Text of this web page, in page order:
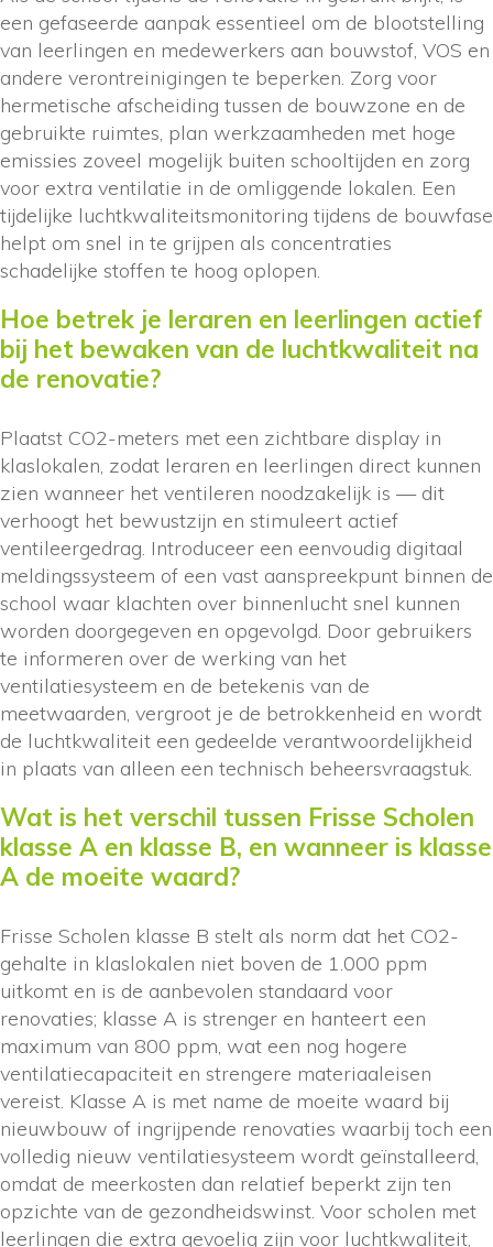
een gefaseerde aanpak essentieel om de blootstelling
van leerlingen en medewerkers aan bouwstof, VOS en
andere verontreinigingen te beperken. Zorg voor
hermetische afscheiding tussen de bouwzone en de
gebruikte ruimtes, plan werkzaamheden met hoge
emissies zoveel mogelijk buiten schooltijden en zorg
voor extra ventilatie in de omliggende lokalen. Een
tijdelijke luchtkwaliteitsmonitoring tijdens de bouwfase
helpt om snel in te grijpen als concentraties
schadelijke stoffen te hoog oplopen.
Hoe betrek je leraren en leerlingen actief
bij het bewaken van de luchtkwaliteit na
de renovatie?
Plaatst CO2-meters met een zichtbare display in
klaslokalen, zodat leraren en leerlingen direct kunnen
zien wanneer het ventileren noodzakelijk is — dit
verhoogt het bewustzijn en stimuleert actief
ventileergedrag. Introduceer een eenvoudig digitaal
meldingssysteem of een vast aanspreekpunt binnen de
school waar klachten over binnenlucht snel kunnen
worden doorgegeven en opgevolgd. Door gebruikers
te informeren over de werking van het
ventilatiesysteem en de betekenis van de
meetwaarden, vergroot je de betrokkenheid en wordt
de luchtkwaliteit een gedeelde verantwoordelijkheid
in plaats van alleen een technisch beheersvraagstuk.
Wat is het verschil tussen Frisse Scholen
klasse A en klasse B, en wanneer is klasse
A de moeite waard?
Frisse Scholen klasse B stelt als norm dat het CO2-
gehalte in klaslokalen niet boven de 1.000 ppm
uitkomt en is de aanbevolen standaard voor
renovaties; klasse A is strenger en hanteert een
maximum van 800 ppm, wat een nog hogere
ventilatiecapaciteit en strengere materiaaleisen
vereist. Klasse A is met name de moeite waard bij
nieuwbouw of ingrijpende renovaties waarbij toch een
volledig nieuw ventilatiesysteem wordt geïnstalleerd,
omdat de meerkosten dan relatief beperkt zijn ten
opzichte van de gezondheidswinst. Voor scholen met
leerlingen die extra gevoelig zijn voor luchtkwaliteit,